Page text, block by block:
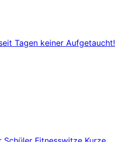
Tagen keiner Aufgetaucht!